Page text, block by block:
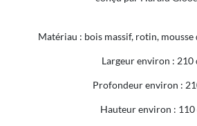
Matériau : bois massif, rotin, mousse
Largeur environ : 210
Profondeur environ :
Hauteur environ : 110